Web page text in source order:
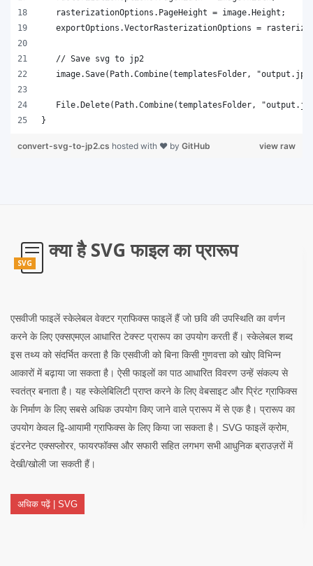
}
view raw
convert-svg-to-jp2.cs hosted with ❤ by GitHub
SVG
क्या है SVG फाइल का प्रारूप
एसवीजी फाइलें स्केलेबल वेक्टर ग्राफिक्स फाइलें हैं जो छवि की उपस्थिति का वर्णन
करने के लिए एक्सएमएल आधारित टेक्स्ट प्रारूप का उपयोग करती हैं। स्केलेबल शब्द
इस तथ्य को संदर्भित करता है कि एसवीजी को बिना किसी गुणवत्ता को खोए विभिन्न
आकारों में बढ़ाया जा सकता है। ऐसी फाइलों का पाठ आधारित विवरण उन्हें संकल्प से
स्वतंत्र बनाता है। यह स्केलेबिलिटी प्राप्त करने के लिए वेबसाइट और प्रिंट ग्राफिक्स
के निर्माण के लिए सबसे अधिक उपयोग किए जाने वाले प्रारूप में से एक है। प्रारूप का
उपयोग केवल द्वि-आयामी ग्राफिक्स के लिए किया जा सकता है। SVG फाइलें क्रोम,
इंटरनेट एक्सप्लोरर, फायरफॉक्स और सफारी सहित लगभग सभी आधुनिक ब्राउज़रों में
देखी/खोली जा सकती हैं।
अधिक पढ़ें | SVG